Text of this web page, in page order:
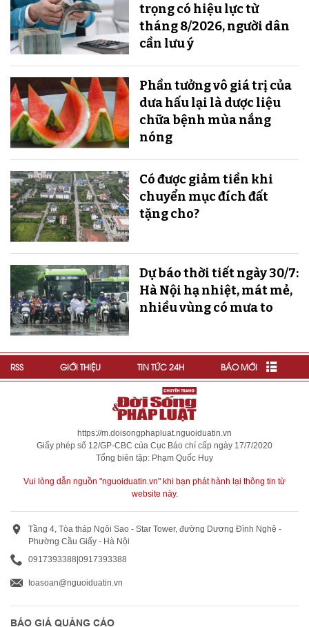
trọng có hiệu lực từ
tháng 8/2026, người dân
cần lưu ý
Phần tưởng vô giá trị của
dưa hấu lại là dược liệu
chữa bệnh mùa nắng
nóng
Có được giảm tiền khi
chuyển mục đích đất
tặng cho?
Dự báo thời tiết ngày 30/7:
Hà Nội hạ nhiệt, mát mẻ,
nhiều vùng có mưa to
RSS GIỚI THIỆU TIN TỨC 24H BÁO MỚI
https://m.doisongphapluat.nguoiduatin.vn
Giấy phép số 12/GP-CBC của Cục Báo chí cấp ngày 17/7/2020
Tổng biên tập: Phạm Quốc Huy
Vui lòng dẫn nguồn "nguoiduatin.vn" khi bạn phát hành lại thông tin từ
website này.
Tầng 4, Tòa tháp Ngôi Sao - Star Tower, đường Dương Đình Nghệ -
Phường Cầu Giấy - Hà Nội
0917393388|0917393388
toasoan@nguoiduatin.vn
BÁO GIÁ QUẢNG CÁO